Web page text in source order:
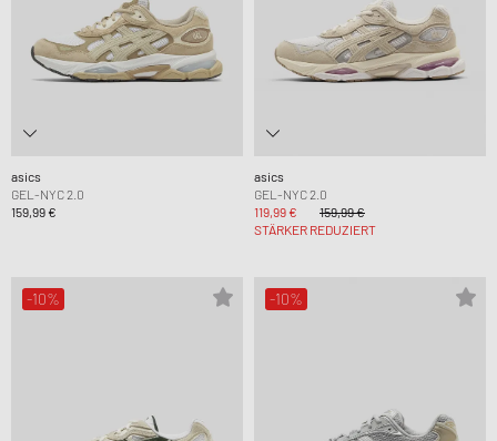
asics
GEL-NYC 2.0
159,99 €
asics
GEL-NYC 2.0
119,99 €
159,99 €
STÄRKER REDUZIERT
-10% -10%